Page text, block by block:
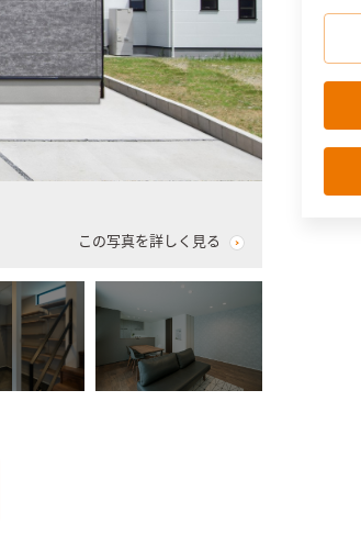
この写真を詳しく見る